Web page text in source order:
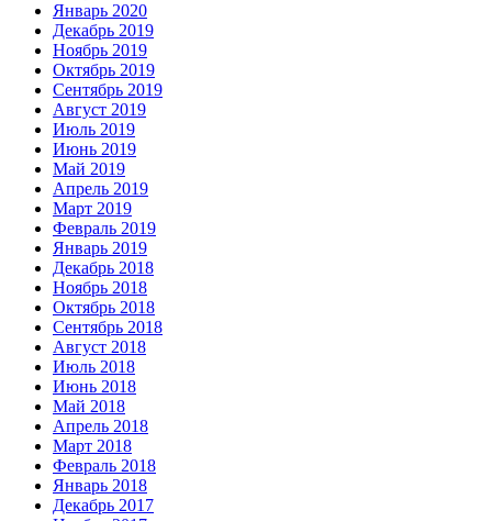
Январь 2020
Декабрь 2019
Ноябрь 2019
Октябрь 2019
Сентябрь 2019
Август 2019
Июль 2019
Июнь 2019
Май 2019
Апрель 2019
Март 2019
Февраль 2019
Январь 2019
Декабрь 2018
Ноябрь 2018
Октябрь 2018
Сентябрь 2018
Август 2018
Июль 2018
Июнь 2018
Май 2018
Апрель 2018
Март 2018
Февраль 2018
Январь 2018
Декабрь 2017